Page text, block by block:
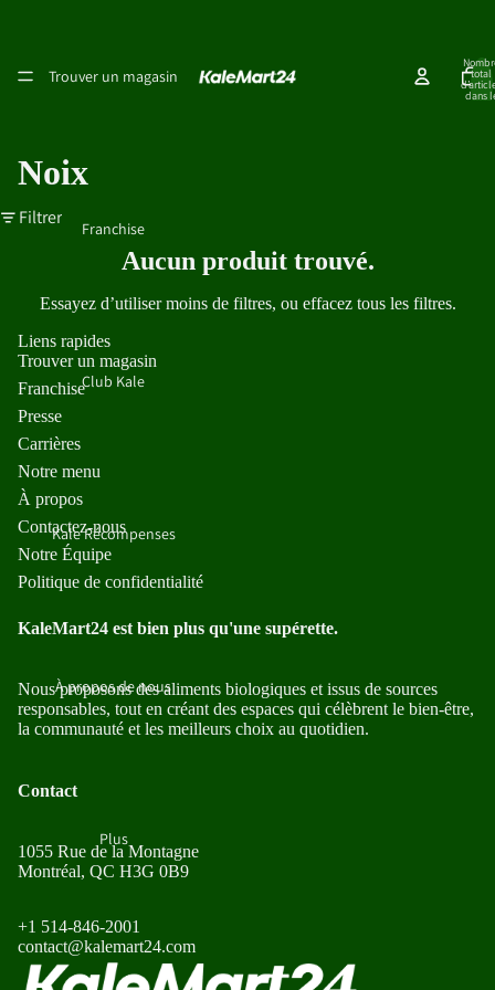
Trouver un magasin
Franchise
Club Kale
Kale Récompenses
À propos de nous
Plus
total
dans
Noix
Filtrer
Aucun produit trouvé.
Essayez d’utiliser moins de filtres, ou effacez tous les filtres.
Liens rapides
Trouver un magasin
Franchise
Presse
Carrières
Notre menu
À propos
Contactez-nous
Notre Équipe
Politique de confidentialité
KaleMart24 est bien plus qu'une supérette.
Nous proposons des aliments biologiques et issus de sources
responsables, tout en créant des espaces qui célèbrent le bien-être,
la communauté et les meilleurs choix au quotidien.
Contact
1055 Rue de la Montagne
Montréal, QC H3G 0B9
+1 514-846-2001
contact@kalemart24.com